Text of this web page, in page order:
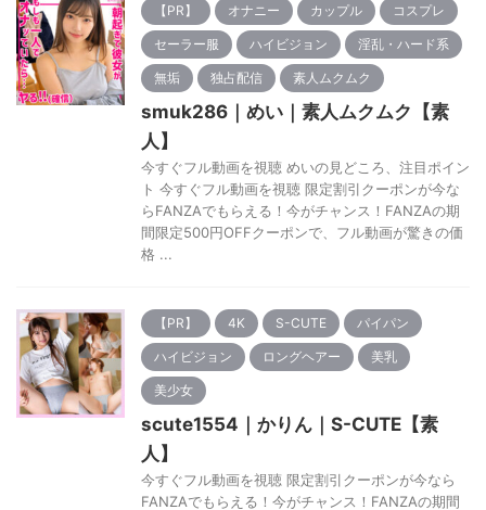
【PR】 オナニー カップル コスプレ
セーラー服 ハイビジョン 淫乱・ハード系
無垢 独占配信 素人ムクムク
smuk286｜めい｜素人ムクムク【素
人】
今すぐフル動画を視聴 めいの見どころ、注目ポイン
ト 今すぐフル動画を視聴 限定割引クーポンが今な
らFANZAでもらえる！今がチャンス！FANZAの期
間限定500円OFFクーポンで、フル動画が驚きの価
格 ...
【PR】 4K S-CUTE パイパン
ハイビジョン ロングヘアー 美乳
美少女
scute1554｜かりん｜S-CUTE【素
人】
今すぐフル動画を視聴 限定割引クーポンが今なら
FANZAでもらえる！今がチャンス！FANZAの期間